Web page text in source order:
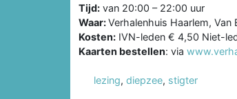
Tijd: van 20:00 – 22:00 uur
Waar:Verhalenhuis Haarlem, Van
Kosten: IVN-leden € 4,50 Niet-
Kaarten bestellen: via
lezing, diepzee, stigter